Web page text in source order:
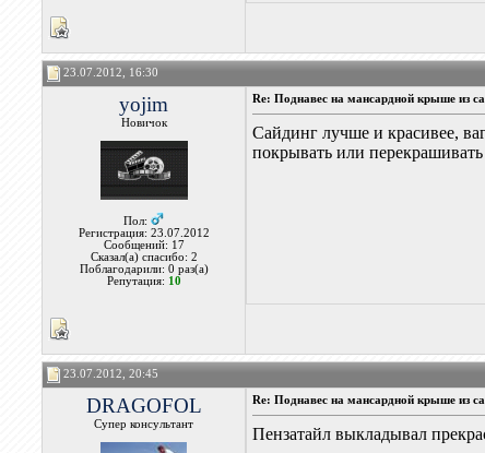
23.07.2012, 16:30
yojim
Новичок
Пол:
Регистрация: 23.07.2012
Сообщений: 17
Сказал(а) спасибо: 2
Поблагодарили: 0 раз(а)
Репутация: 10
Re: Поднавес на мансардной крыше из
Сайдинг лучше и красивее,
покрывать или
23.07.2012, 20:45
DRAGOFOL
Супер консультант
Re: Поднавес на мансардной крыше из
Пензатайл выкладывал